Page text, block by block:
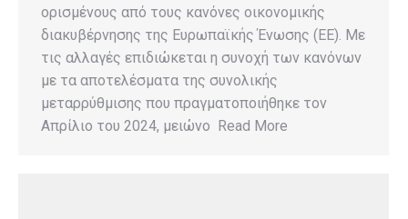
ορισμένους από τους κανόνες οικονομικής
διακυβέρνησης της Ευρωπαϊκής Ένωσης (ΕΕ). Με
τις αλλαγές επιδιώκεται η συνοχή των κανόνων
με τα αποτελέσματα της συνολικής
μεταρρύθμισης που πραγματοποιήθηκε τον
Απρίλιο του 2024, μειώνο Read More